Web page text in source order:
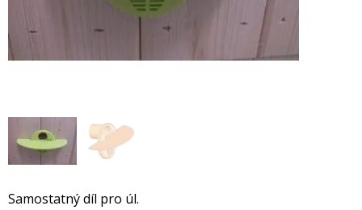
Samostatný díl pro úl.